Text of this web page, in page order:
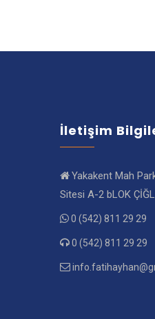
İletişim
Yakakent Mah
Sitesi A-2 bLOK
0 (542) 811 29 29
0 (542) 811 29 29